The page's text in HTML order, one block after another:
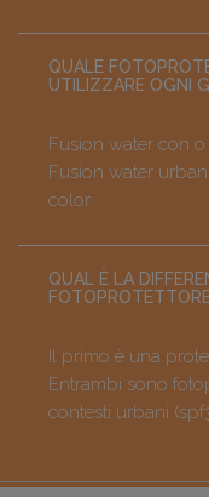
QUALE
UTILIZZARE OGNI
Fusion water con
Fusion water
color.
QUAL È LA
Il primo è una
Entrambi sono
contesti urbani